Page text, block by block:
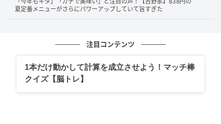
夏定番メニューがさらにパワーアップしていて旨すぎた
注目コンテンツ
1本だけ動かして計算を成立させよう！マッチ棒
クイズ【脳トレ】